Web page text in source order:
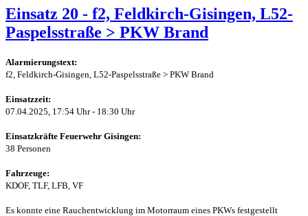
Einsatz 20 - f2, Feldkirch-Gisingen, L52-
Paspelsstraße > PKW Brand
Alarmierungstext:
f2, Feldkirch-Gisingen, L52-Paspelsstraße > PKW Brand
Einsatzzeit:
07.04.2025, 17:54 Uhr - 18:30 Uhr
Einsatzkräfte Feuerwehr Gisingen:
38 Personen
Fahrzeuge:
KDOF, TLF, LFB, VF
Es konnte eine Rauchentwicklung im Motorraum eines PKWs festgestellt